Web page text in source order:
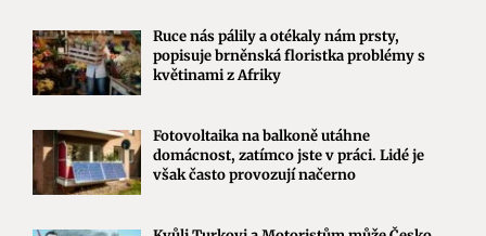
Ruce nás pálily a otékaly nám prsty,
popisuje brněnská floristka problémy s
květinami z Afriky
Fotovoltaika na balkoně utáhne
domácnost, zatímco jste v práci. Lidé je
však často provozují načerno